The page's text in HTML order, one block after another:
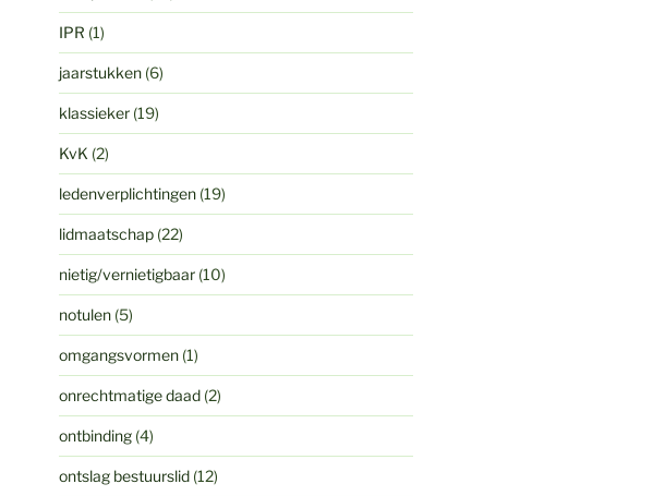
IPR (1)
jaarstukken(6)
klassieker(19)
KvK (2)
ledenverplichtingen(19)
lidmaatschap(22)
nietig/vernietigbaar(10)
notulen(5)
omgangsvormen(1)
onrechtmatige daad(2)
ontbinding(4)
ontslag bestuurslid(12)